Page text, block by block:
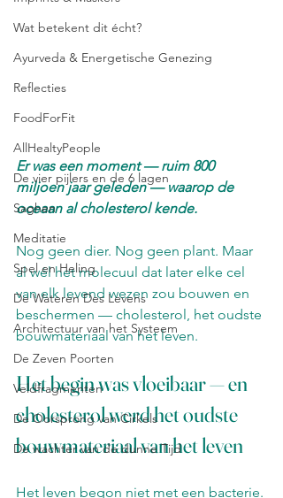
Wat betekent dit écht?
Ayurveda & Energetische Genezing
Reflecties
FoodForFit
AllHealtyPeople
De vier pijlers en de 6 lagen
Saghen
Meditatie
Spel en Heling
De Wateren Des Levens
Architectuur van het Systeem
De Zeven Poorten
Veldfragmenten
De Oorsprong van Cirkels
De wachter van de dunne Tijd
Er was een moment — ruim 800
miljoen jaar geleden — waarop de
oceaan al cholesterol kende.
Nog geen dier. Nog geen plant. Maar
al wél het molecuul dat later elke cel
van elk levend wezen zou bouwen en
beschermen — cholesterol, het oudste
bouwmateriaal van het leven.
Het begin was vloeibaar — en
cholesterol werd het oudste
bouwmateriaal van het leven
Het leven begon niet met een bacterie.